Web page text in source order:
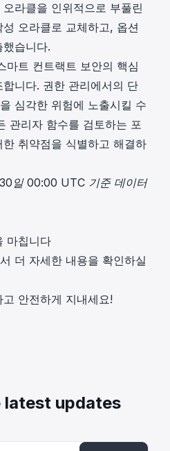
라클을 인위적으로 부풀린
오라클로 교체하고, 옵션
습니다.
마트 컨트랙트 보안의 핵심
니다. 권한 관리에서의 단
심각한 위험에 노출시킬 수
관리자 함수를 검토하는 포
취약점을 식별하고 해결하
일 00:00 UTC 기준 데이터
마칩니다
더 자세한 내용을 확인하실
안전하게 지내세요!
latest updates